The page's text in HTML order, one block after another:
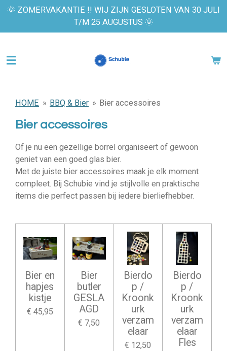
Ga
naar
hoofdinhoud
🌞 ZOMERVAKANTIE !! WIJ ZIJN GESLOTEN VAN 30 JULI
T/M 25 AUGUSTUS 🌞
HOME » BBQ & Bier » Bier accessoires
Bier accessoires
Of je nu een gezellige borrel organiseert of gewoon
geniet van een goed glas bier.
Met de juiste bier accessoires maak je elk moment
compleet. Bij Schubie vind je stijlvolle en praktische
items die perfect passen bij iedere bierliefhebber.
Bier en
hapjes
kistje
€ 45,95
Bier
butler
GESLA
AGD
€ 7,50
Bierdo
p /
Kroonk
urk
verzam
elaar
€ 12,50
Bierdo
p /
Kroonk
urk
verzam
elaar
Fles